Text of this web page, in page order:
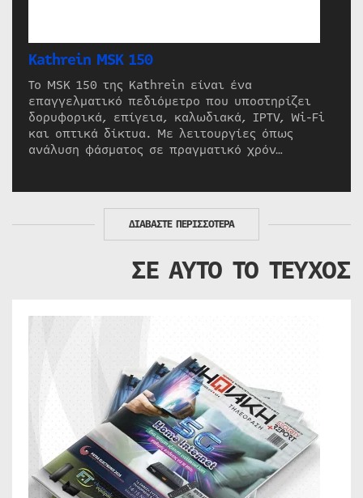
Kathrein MSK 150
Το MSK 150 της Kathrein είναι ένα
επαγγελματικό πεδιόμετρο που υποστηρίζει
δορυφορικά, επίγεια, καλωδιακά, IPTV, Wi-Fi
και οπτικά δίκτυα. Με λειτουργίες όπως
ανάλυση φάσματος σε πραγματικό χρόν…
ΔΙΑΒΑΣΤΕ ΠΕΡΙΣΣΟΤΕΡΑ
ΣΕ ΑΥΤΟ ΤΟ ΤΕΥΧΟΣ